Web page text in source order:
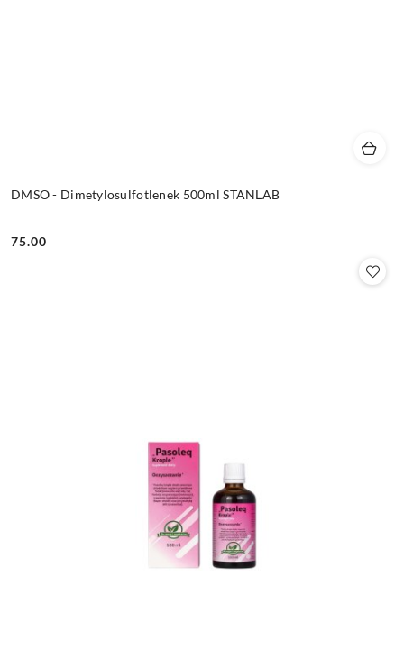
DMSO - Dimetylosulfotlenek 500ml STANLAB
Cena:
75.00